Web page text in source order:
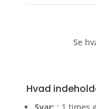
Se
Hvad